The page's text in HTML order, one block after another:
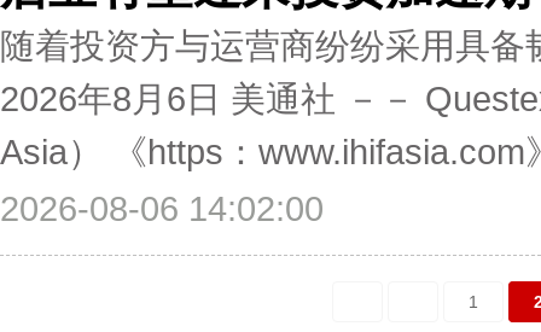
随着投资方与运营商纷纷采用具
2026年8月6日 美通社 －－
Asia） 《https：www.ihifasia.com
2026-08-06 14:02:00
1